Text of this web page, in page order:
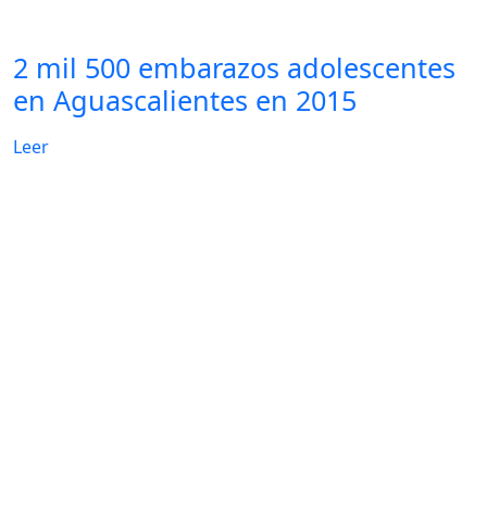
2 mil 500 embarazos adolescentes
en Aguascalientes en 2015
Leer